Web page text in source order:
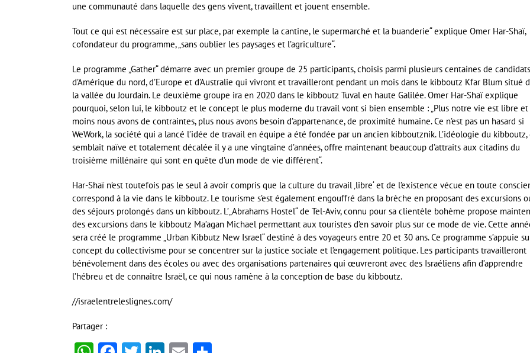
une communauté dans laquelle des gens vivent, travaillent et jouent ensemble.
Tout ce qui est nécessaire est sur place, par exemple la cantine, le supermarché et la buanderie“ explique Omer Har-Shaï,
cofondateur du programme, „sans oublier les paysages et l’agriculture“.
Le programme „Gather“ démarre avec un premier groupe de 25 participants, choisis parmi plusieurs centaines de candidats
d’Amérique du nord, d’Europe et d’Australie qui vivront et travailleront pendant un mois dans le kibboutz Kfar Blum situé
la vallée du Jourdain. Le deuxième groupe ira en 2020 dans le kibboutz Tuval en haute Galilée. Omer Har-Shaï explique
pourquoi, selon lui, le kibboutz et le concept le plus moderne du travail vont si bien ensemble : „Plus notre vie est libre et
moins nous avons de contraintes, plus nous avons besoin d’appartenance, de proximité humaine. Ce n’est pas un hasard si
WeWork, la société qui a lancé l’idée de travail en équipe a été fondée par un ancien kibboutznik. L’idéologie du kibboutz,
semblait naïve et totalement décalée il y a une vingtaine d’années, offre maintenant beaucoup d’attraits aux citadins du
troisième millénaire qui sont en quête d’un mode de vie différent“.
Har-Shaï n’est toutefois pas le seul à avoir compris que la culture du travail ‚libre‘ et de l’existence vécue en toute
correspond à la vie dans le kibboutz. Le tourisme s’est également engouffré dans la brèche en proposant des excursions
des séjours prolongés dans un kibboutz. L’„Abrahams Hostel“ de Tel-Aviv, connu pour sa clientèle bohème propose
des excursions dans le kibboutz Ma’agan Michael permettant aux touristes d’en savoir plus sur ce mode de vie. Cette
sera créé le programme „Urban Kibbutz New Israel“ destiné à des voyageurs entre 20 et 30 ans. Ce programme s’appuie
concept du collectivisme pour se concentrer sur la justice sociale et l’engagement politique. Les participants travailleront
bénévolement dans des écoles ou avec des organisations partenaires qui œuvreront avec des Israéliens afin d’apprendre
l’hébreu et de connaître Israël, ce qui nous ramène à la conception de base du kibboutz.
//israelentreleslignes.com/
Partager :